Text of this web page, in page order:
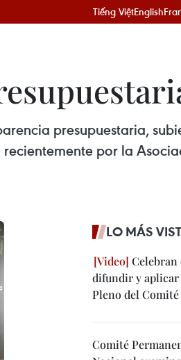
Tiếng ViệtEnglish
presupuestaria,
recientemente por la
LO MÁS
Celebran
difundir y
Pleno del
Comité